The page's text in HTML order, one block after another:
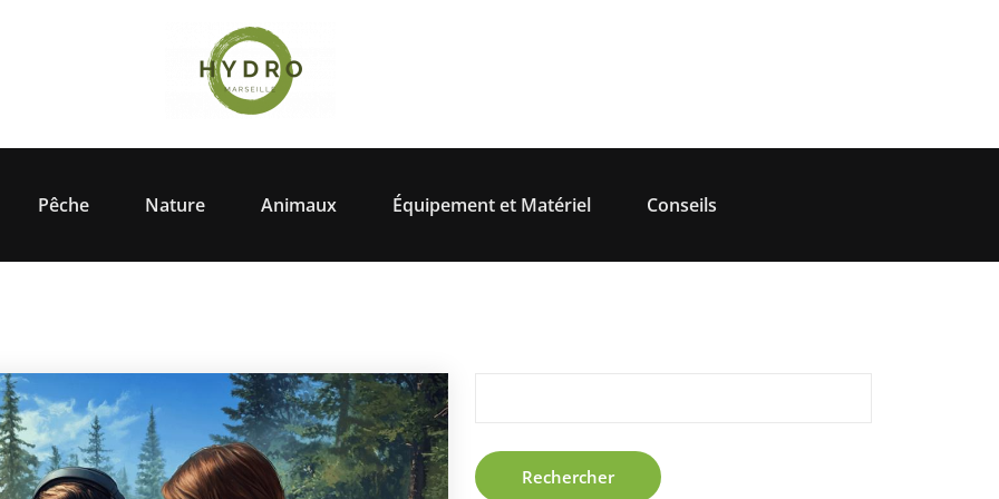
Pêche Nature Animaux Équipement et Matériel Conseils